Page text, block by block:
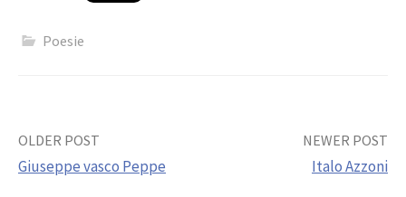
Poesie
Post
OLDER POST
Giuseppe vasco Peppe
NEWER POST
Italo Azzoni